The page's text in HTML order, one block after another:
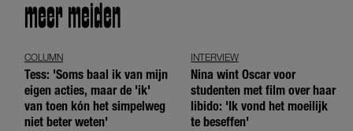
meer meiden
COLUMN
Tess: 'Soms baal ik van mijn
eigen acties, maar de 'ik'
van toen kón het simpelweg
niet beter weten'
INTERVIEW
Nina wint Oscar voor
studenten met film over haar
libido: 'Ik vond het moeilijk
te beseffen'